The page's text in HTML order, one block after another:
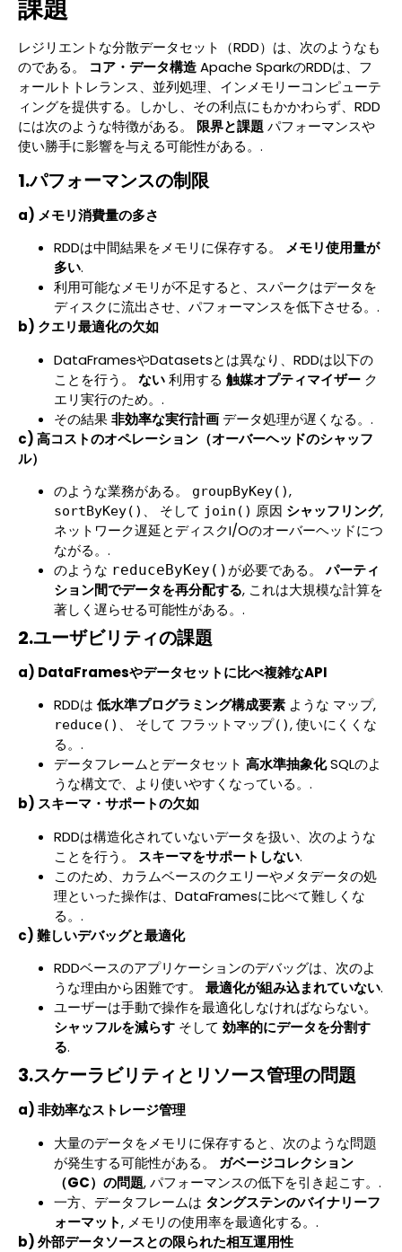
課題
レジリエントな分散データセット（RDD）は、次のようなも
のである。 コア・データ構造Apache SparkのRDDは、フ
ォールトトレランス、並列処理、インメモリーコンピューテ
ィングを提供する。しかし、その利点にもかかわらず、RDD
には次のような特徴がある。 限界と課題パフォーマンスや
使い勝手に影響を与える可能性がある。.
1.パフォーマンスの制限
a) メモリ消費量の多さ
RDDは中間結果をメモリに保存する。 メモリ使用量が
多い.
利用可能なメモリが不足すると、スパークはデータを
ディスクに流出させ、パフォーマンスを低下させる。.
b) クエリ最適化の欠如
DataFramesやDatasetsとは異なり、RDDは以下の
ことを行う。 ない利用する 触媒オプティマイザー ク
エリ実行のため。.
その結果非効率な実行計画 データ処理が遅くなる。.
c) 高コストのオペレーション（オーバーヘッドのシャッフ
ル）
のような業務がある。
groupByKey(),
sortByKey() 、 そして join() 原因 シャッフリング,
ネットワーク遅延とディスクI/Oのオーバーヘッドにつ
ながる。.
のような reduceByKey() が必要である。パーティ
ション間でデータを再分配する, これは大規模な計算を
著しく遅らせる可能性がある。.
2.ユーザビリティの課題
a) DataFramesやデータセットに比べ複雑なAPI
RDDは 低水準プログラミング構成要素 ような マップ,
reduce() 、 そして フラットマップ(), 使いにくくな
る。.
データフレームとデータセット 高水準抽象化SQLのよ
うな構文で、より使いやすくなっている。.
b) スキーマ・サポートの欠如
RDDは構造化されていないデータを扱い、次のような
ことを行う。 スキーマをサポートしない.
このため、カラムベースのクエリーやメタデータの処
理といった操作は、DataFramesに比べて難しくな
る。.
c) 難しいデバッグと最適化
RDDベースのアプリケーションのデバッグは、次のよ
うな理由から困難です。 最適化が組み込まれていない.
ユーザーは手動で操作を最適化しなければならない。
シャッフルを減らす そして 効率的にデータを分割す
る.
3.スケーラビリティとリソース管理の問題
a) 非効率なストレージ管理
大量のデータをメモリに保存すると、次のような問題
が発生する可能性がある。 ガベージコレクション
（GC）の問題, パフォーマンスの低下を引き起こす。.
一方、データフレームは タングステンのバイナリーフ
ォーマット, メモリの使用率を最適化する。.
b) 外部データソースとの限られた相互運用性